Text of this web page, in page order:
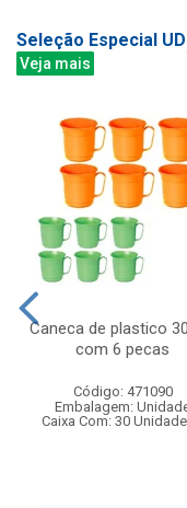
Seleção Especial UD
Veja mais
Caneca de plastico
com 6 pecas
Código: 471090
Embalagem:
Caixa Com: 30